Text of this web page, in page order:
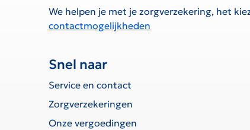
We helpen je met je zorgverzekering, het
contactmogelijkheden
Snel naar
Service en contact
Zorgverzekeringen
Onze vergoedingen